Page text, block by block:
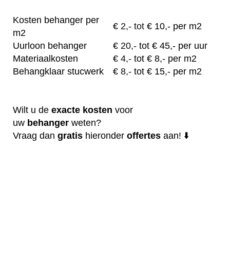
Kosten behanger per
m2
€ 2,- tot € 10,- per m2
Uurloon behanger
€ 20,- tot € 45,- per uur
Materiaalkosten
€ 4,- tot € 8,- per m2
Behangklaar stucwerk
€ 8,- tot € 15,- per m2
Wilt u de exacte kosten voor
uw behanger weten?
Vraag dan gratis hieronder offertes aan! ⬇️